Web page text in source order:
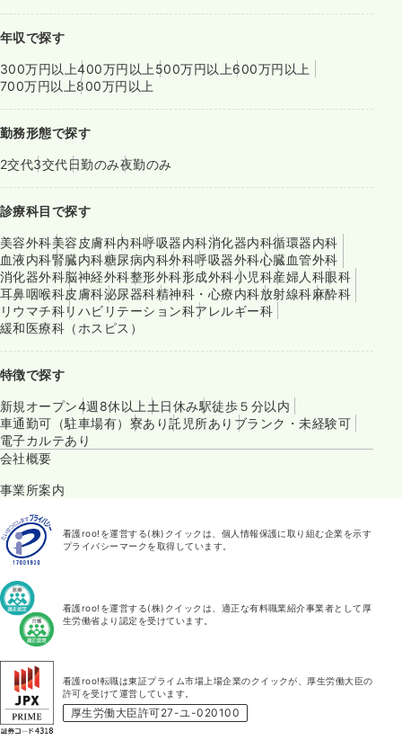
年収で探す
300万円以上400万円以上 500万円以上600万円以上
700万円以上800万円以上
勤務形態で探す
2交代3交代日勤のみ夜勤のみ
診療科目で探す
美容外科美容皮膚科内科呼吸器内科消化器内科循環器内科
血液内科腎臓内科糖尿病内科外科呼吸器外科心臓血管外科
消化器外科脳神経外科整形外科形成外科小児科産婦人科眼科
耳鼻咽喉科皮膚科泌尿器科精神科・心療内科放射線科麻酔科
リウマチ科リハビリテーション科アレルギー科
緩和医療科（ホスピス）
特徴で探す
新規オープン4週8休以上 土日休み駅徒歩５分以内
車通勤可（駐車場有） 寮あり託児所あり ブランク・未経験可
電子カルテあり
会社概要
事業所案内
看護roo!を運営する(株)クイックは、個人情報保護に取り組む企業を示す
プライバシーマークを取得しています。
看護roo!を運営する(株)クイックは、適正な有料職業紹介事業者として厚
生労働省より認定を受けています。
看護roo!転職は東証プライム市場上場企業のクイックが、厚生労働大臣の
許可を受けて運営しています。
厚生労働大臣許可27-ユ-020100